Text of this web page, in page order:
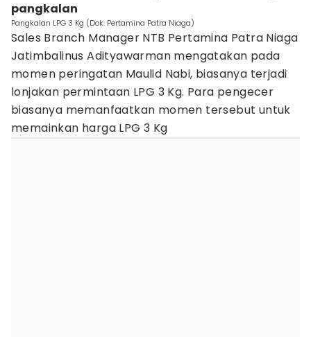
pangkalan
Pangkalan LPG 3 Kg (Dok. Pertamina Patra Niaga)
Sales Branch Manager NTB Pertamina Patra Niaga
Jatimbalinus Adityawarman mengatakan pada
momen peringatan Maulid Nabi, biasanya terjadi
lonjakan permintaan LPG 3 Kg. Para pengecer
biasanya memanfaatkan momen tersebut untuk
memainkan harga LPG 3 Kg